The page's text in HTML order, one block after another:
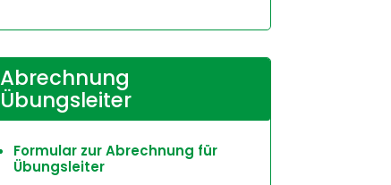
Abrechnung
Übungsleiter
Formular zur Abrechnung für
Übungsleiter